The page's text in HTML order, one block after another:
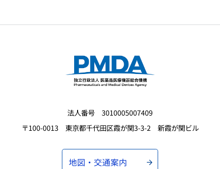
法人番号 3010005007409
〒100-0013 東京都千代田区霞が関3-3-2 新霞が関ビル
地図・交通案内